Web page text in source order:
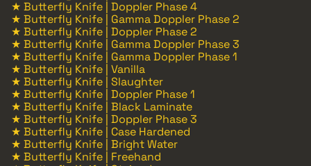
★ Butterfly Knife | Doppler Phase 4
★ Butterfly Knife | Gamma Doppler Phase 2
★ Butterfly Knife | Doppler Phase 2
★ Butterfly Knife | Gamma Doppler Phase 3
★ Butterfly Knife | Gamma Doppler Phase 1
★ Butterfly Knife | Vanilla
★ Butterfly Knife | Slaughter
★ Butterfly Knife | Doppler Phase 1
★ Butterfly Knife | Black Laminate
★ Butterfly Knife | Doppler Phase 3
★ Butterfly Knife | Case Hardened
★ Butterfly Knife | Bright Water
★ Butterfly Knife | Freehand